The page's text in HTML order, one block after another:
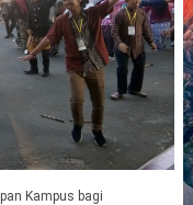
Kampus bagi